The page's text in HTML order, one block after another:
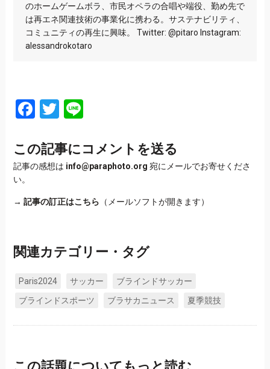
のホームゲームボラ、市民オペラの合唱や端役、勤め先で
は再エネ関連技術の事業化に携わる。サステナビリティ、
コミュニティの再生に興味。 Twitter: @pitaro Instagram:
alessandrokotaro
Facebook
Twitter
Line
この記事にコメントを送る
記事の感想は info@paraphoto.org 宛にメールでお寄せくださ
い。
→ 記事の訂正はこちら （メールソフトが開きます）
関連カテゴリー・タグ
Paris2024 サッカー
ブラインドサッカー
ブラインドスポーツ
ブラサカニュース 夏季競技